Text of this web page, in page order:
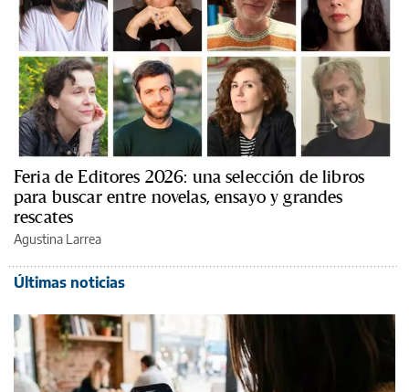
Feria de Editores 2026: una selección de libros
para buscar entre novelas, ensayo y grandes
rescates
Agustina Larrea
Últimas noticias